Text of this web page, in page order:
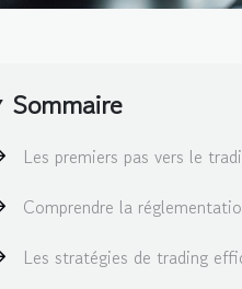
Sommaire
Les premiers pas vers le
Comprendre la
Les stratégies de trading